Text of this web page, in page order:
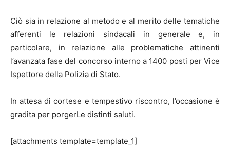
Ciò sia in relazione al metodo e al merito delle tematiche
afferenti le relazioni sindacali in generale e, in
particolare, in relazione alle problematiche attinenti
l’avanzata fase del concorso interno a 1400 posti per Vice
Ispettore della Polizia di Stato.
In attesa di cortese e tempestivo riscontro, l’occasione è
gradita per porgerLe distinti saluti.
[attachments template=template_1]